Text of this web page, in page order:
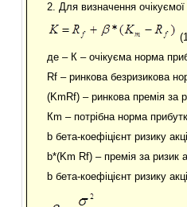
2. Для визначення
де – К – очікуєма норма
Rf – ринкова безризикова
(KmRf) – ринкова премія за
Кm – потрібна норма
b бета-коефіцієнт ризику
b*(Km Rf) – премія за ризик
b бета-коефіцієнт ризику